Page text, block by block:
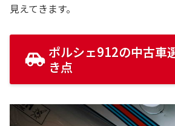
見えてきます。
ポルシェ912の中古車
き点